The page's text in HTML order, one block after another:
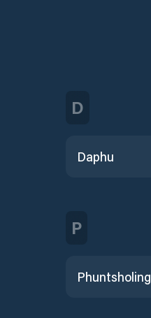
D
Daphu
P
Phuntsholing